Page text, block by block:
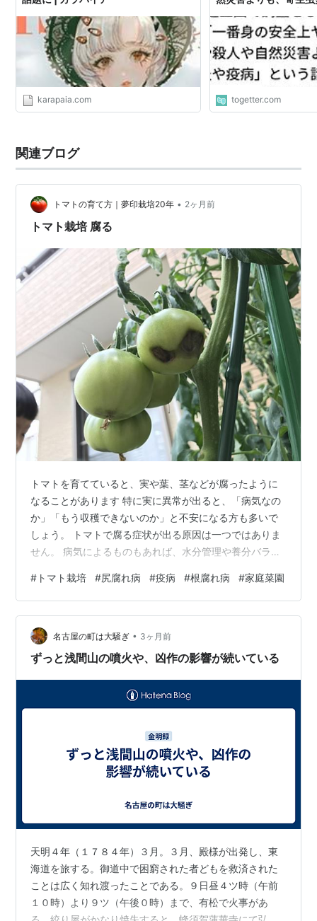
karapaia.com togetter.com
関連ブログ
トマトの育て方｜夢印栽培20年 • 2ヶ月前
トマト栽培 腐る
トマトを育てていると、実や葉、茎などが腐ったように
なることがあります 特に実に異常が出ると、「病気なの
か」「もう収穫できないのか」と不安になる方も多いで
しょう。 トマトで腐る症状が出る原因は一つではありま
せん。 病気によるものもあれば、水分管理や養分バラン
なるため、まずはどこに症状が出ているのかを確認する
ことが大切です。 ここでは、茎葉、根、実が腐る主な原
因と対策について紹介します。 ■ 茎や葉が腐るように見
える 茎や葉に黒っぽい病斑が現れ、腐ったように見える
場合は疫病の可能性があります。 初期症状では葉や茎に
# トマト栽培 #尻腐れ病 #疫病 #根腐れ病 #家庭菜園
名古屋の町は大騒ぎ • 3ヶ月前
ずっと浅間山の噴火や、凶作の影響が続いている
天明４年（１７８４年）３月。３月、殿様が出発し、東
海道を旅する。御道中で困窮された者どもを救済された
ことは広く知れ渡ったことである。９日昼４ツ時（午前
１０時）より９ツ（午後０時）まで、有松で火事があ